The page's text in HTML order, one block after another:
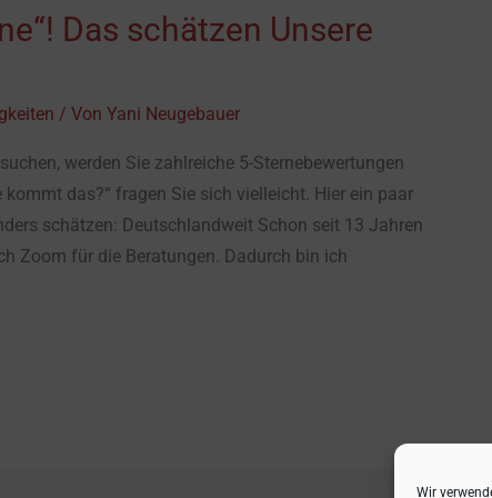
Wir
Das schätzen Unsere
/ Von Yani Neugebauer
werden Sie zahlreiche 5-Sternebewertungen
das?“ fragen Sie sich vielleicht. Hier ein paar
schätzen: Deutschlandweit Schon seit 13 Jahren
Zoom für die Beratungen. Dadurch bin ich